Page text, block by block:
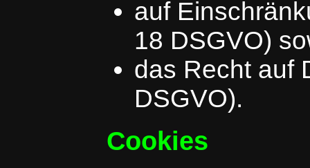
auf
18 DSGVO)
das Recht auf
DSGVO).
Cookies